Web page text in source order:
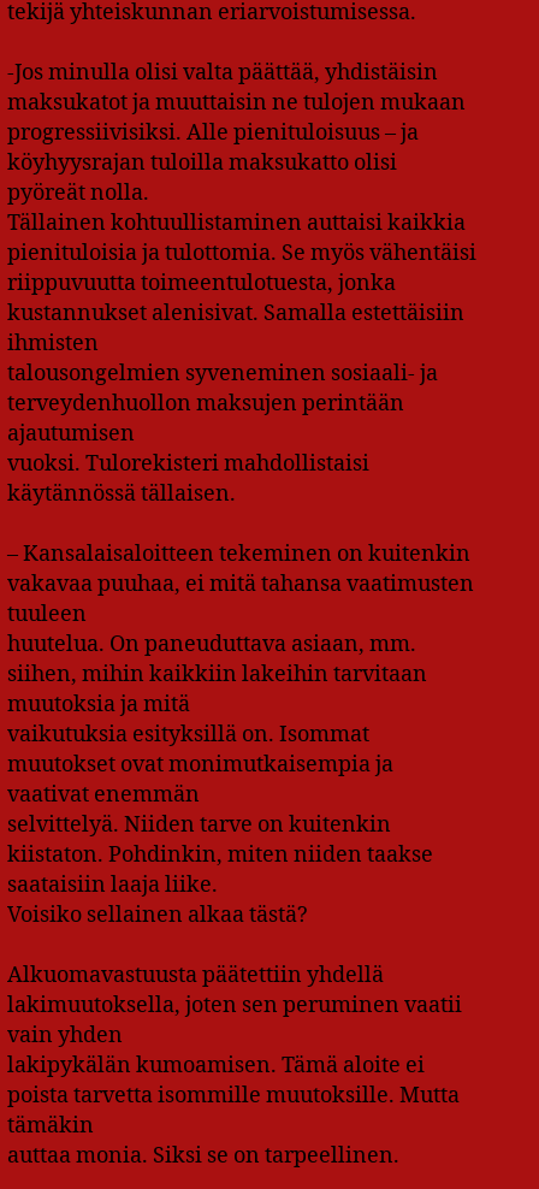
tekijä yhteiskunnan eriarvoistumisessa.
-Jos minulla olisi valta päättää, yhdistäisin
maksukatot ja muuttaisin ne tulojen mukaan
progressiivisiksi. Alle pienituloisuus – ja
köyhyysrajan tuloilla maksukatto olisi
pyöreät nolla.
Tällainen kohtuullistaminen auttaisi kaikkia
pienituloisia ja tulottomia. Se myös vähentäisi
riippuvuutta toimeentulotuesta, jonka
kustannukset alenisivat. Samalla estettäisiin
ihmisten
talousongelmien syveneminen sosiaali- ja
terveydenhuollon maksujen perintään
ajautumisen
vuoksi. Tulorekisteri mahdollistaisi
käytännössä tällaisen.
– Kansalaisaloitteen tekeminen on kuitenkin
vakavaa puuhaa, ei mitä tahansa vaatimusten
tuuleen
huutelua. On paneuduttava asiaan, mm.
siihen, mihin kaikkiin lakeihin tarvitaan
muutoksia ja mitä
vaikutuksia esityksillä on. Isommat
muutokset ovat monimutkaisempia ja
vaativat enemmän
selvittelyä. Niiden tarve on kuitenkin
kiistaton. Pohdinkin, miten niiden taakse
saataisiin laaja liike.
Voisiko sellainen alkaa tästä?
Alkuomavastuusta päätettiin yhdellä
lakimuutoksella, joten sen peruminen vaatii
vain yhden
lakipykälän kumoamisen. Tämä aloite ei
poista tarvetta isommille muutoksille. Mutta
tämäkin
auttaa monia. Siksi se on tarpeellinen.